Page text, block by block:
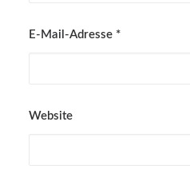
E-Mail-Adresse *
Website